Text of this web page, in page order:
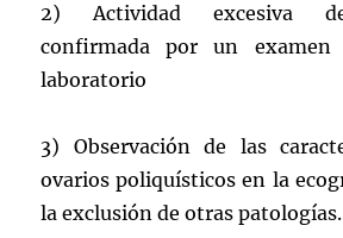
2) Actividad excesiva
confirmada por un
laboratorio
3) Observación de las
ovarios poliquísticos en la
la exclusión de otras patologías.